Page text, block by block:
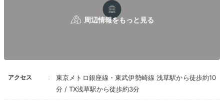
アクセス
東京メトロ銀座線・東武伊勢崎線 浅草駅から徒歩約10
分 / TX浅草駅から徒歩約3分